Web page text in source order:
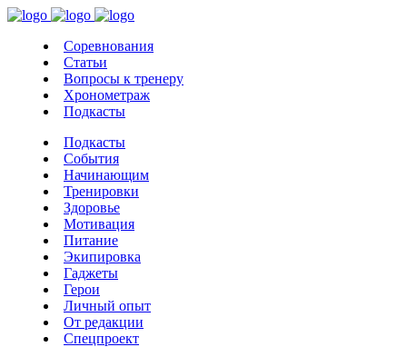
Соревнования
Статьи
Вопросы к тренеру
Хронометраж
Подкасты
Подкасты
События
Начинающим
Тренировки
Здоровье
Мотивация
Питание
Экипировка
Гаджеты
Герои
Личный опыт
От редакции
Спецпроект